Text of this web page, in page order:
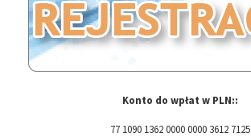
Konto do wpłat w PLN::
77 1090 1362 0000 0000 3612 7125